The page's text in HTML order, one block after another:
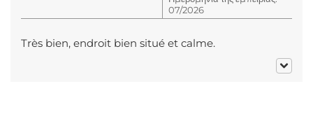
07/2026
Très bien, endroit bien situé et calme.